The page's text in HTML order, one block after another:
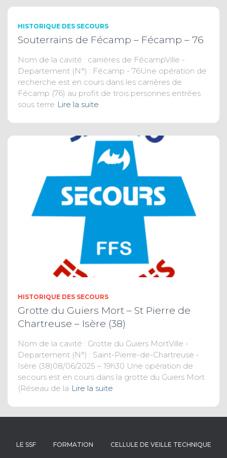
HISTORIQUE DES SECOURS
Souterrains de Fécamp – Fécamp – 76
Nom de la cavité : carrières de FécampVille -
Departement (N°) : Fécamp - 76Une opération de
recherche est en cours dans les carrières de
Fécamp (76) au profit de trois personnes entrées
sous terre Lire la suite
HISTORIQUE DES SECOURS
Grotte du Guiers Mort – St Pierre de
Chartreuse – Isère (38)
Nom de la cavité : Grotte du Guiers MortVille -
Departement (N°) : Saint-Pierre-de-Chartreuse -
Isère (38)08/06/2025 – 19h30 Une opération de
secours est en cours dans la grotte du Guiers Mort
(Réseau de la Lire la suite
LE SSF FORMATION CELLULE DE VEILLE TECHNIQUE